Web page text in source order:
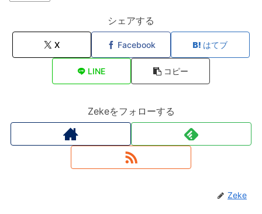
シェアする
X Facebook はてブ
LINE コピー
Zekeをフォローする
Zeke